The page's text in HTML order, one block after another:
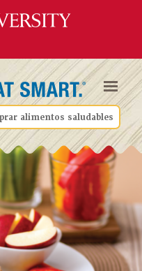
alimentos saludables